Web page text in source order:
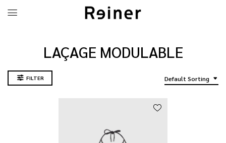
LAÇAGE MODULABLE
FILTER Default Sorting